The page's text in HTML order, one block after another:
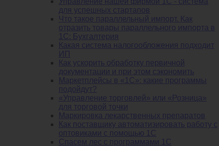
для успешных стартапов
Что такое параллельный импорт. Как
отразить товары параллельного импорта в
1С: Бухгалтерия
Какая система налогообложения подходит
ИП
Как ускорить обработку первичной
документации и при этом сэкономить
Маркетплейсы в «1С»: какие программы
подойдут?
«Управление торговлей» или «Розница»
для торговой точки
Маркировка лекарственных препаратов
Как поставщику автоматизировать работу с
оптовиками с помощью 1С
Спасем лес с программами 1С